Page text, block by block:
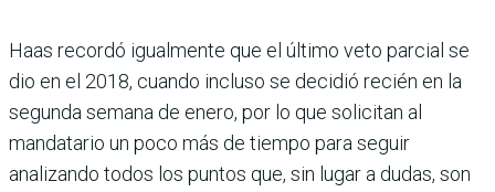
Haas recordó igualmente que el último veto parcial se
dio en el 2018, cuando incluso se decidió recién en la
segunda semana de enero, por lo que solicitan al
mandatario un poco más de tiempo para seguir
analizando todos los puntos que, sin lugar a dudas, son